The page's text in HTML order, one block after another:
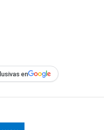
en